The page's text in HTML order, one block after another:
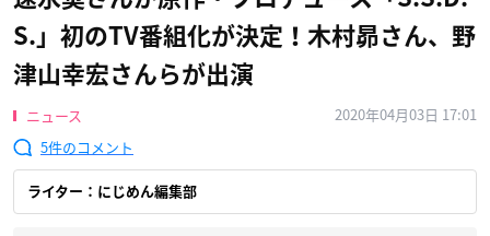
S.」初のTV番組化が決定！木村昴さん、野
津山幸宏さんらが出演
ニュース
2020年04月03日 17:01
5
ライター：にじめん編集部